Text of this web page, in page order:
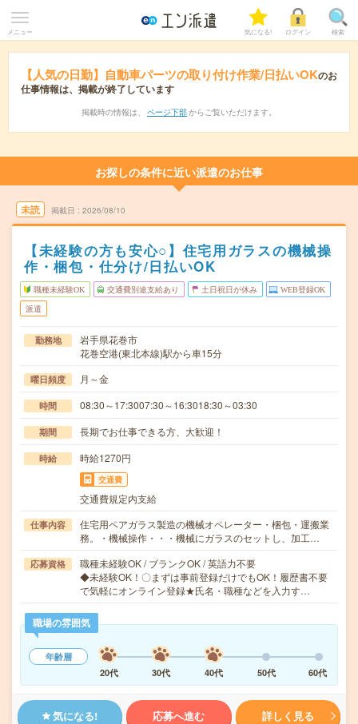
メニュー 気になる! ログイン 検索
【人気の日勤】自動車パーツの取り付け作業/日払いOKのお
仕事情報は、掲載が終了しています
掲載時の情報は、 ページ下部 からご覧いただけます。
お探しの条件に近い派遣のお仕事
未読 掲載日 2026/08/10
【未経験の方も安心○】住宅用ガラスの機械操
作・梱包・仕分け/日払いOK
職種未経験OK 交通費別途支給あり 土日祝日が休み WEB登録OK
派遣
勤務地
岩手県花巻市
花巻空港(東北本線)駅から車15分
曜日頻度 月～金
時間 08:30～17:3007:30～16:3018:30～03:30
期間 長期でお仕事できる方、大歓迎！
時給 時給1270円
交通費
交通費規定内支給
仕事内容
住宅用ペアガラス製造の機械オペレーター・梱包・運搬業
務。・機械操作・・・機械にガラスのセットし、加工…
応募資格
職種未経験OK / ブランクOK / 英語力不要
◆未経験OK！〇まずは事前登録だけでもOK！履歴書不要
で気軽にオンライン登録★氏名・職種などを入力す…
職場の雰囲気
年齢層
20代
30代 40代 50代 60代
気になる! 応募へ進む 詳しく見る